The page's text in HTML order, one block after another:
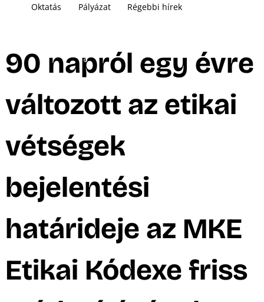
Oktatás
Pályázat Régebbi hírek
90 napról egy évre
változott az etikai
vétségek
bejelentési
határideje az MKE
Etikai Kódexe friss